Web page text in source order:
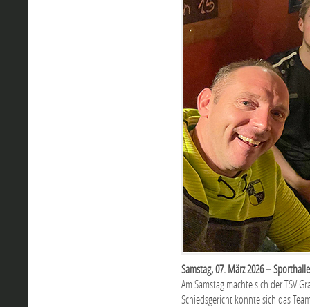
Samstag, 07. März 2026 –
Am Samstag machte sich der TSV
Schiedsgericht konnte sich das